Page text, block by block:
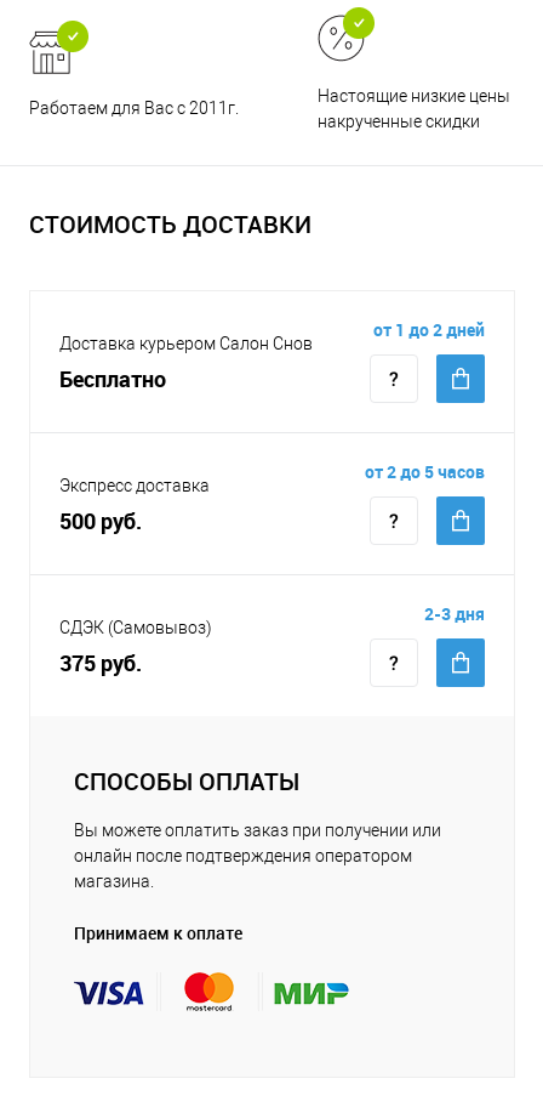
Работаем для Вас с 2011г.
Настоящие низкие цены и
накрученные скидки
СТОИМОСТЬ ДОСТАВКИ
Доставка курьером Салон Снов
Бесплатно
от 1 до 2 дней
Экспресс доставка
500 руб.
от 2 до 5 часов
СДЭК (Самовывоз)
375 руб.
2-3 дня
СПОСОБЫ ОПЛАТЫ
Вы можете оплатить заказ при получении или
онлайн после подтверждения оператором
магазина.
Принимаем к оплате